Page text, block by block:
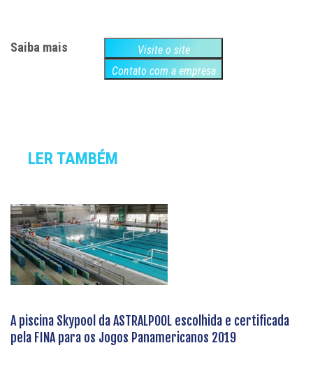
Saiba mais
Visite o site
Contato com a empresa
LER TAMBÉM
A piscina Skypool da ASTRALPOOL escolhida e certificada
pela FINA para os Jogos Panamericanos 2019